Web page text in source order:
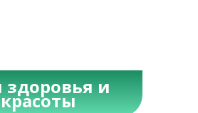
здоровья и
красоты